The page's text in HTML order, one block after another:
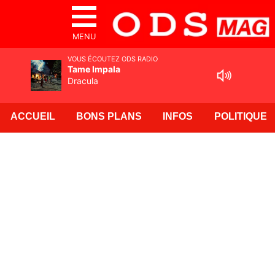
MENU
ACCUEIL BONS PLANS INFOS POLITIQUE
VOUS ÉCOUTEZ ODS RADIO
Tame Impala
Dracula